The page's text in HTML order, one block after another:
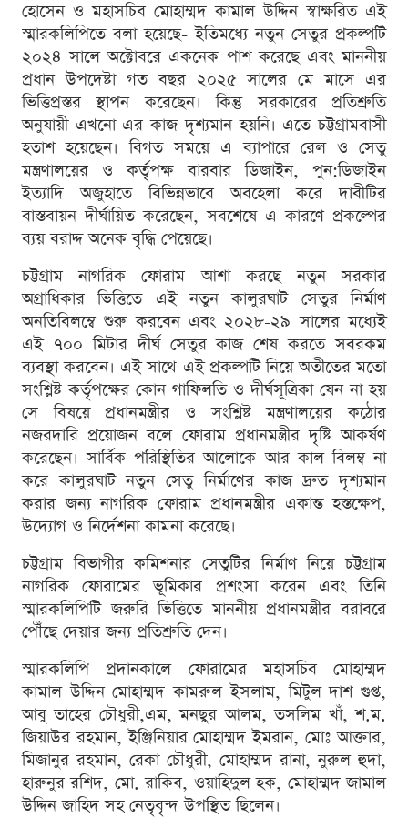
হোসেন ও মহাসচিব মোহাম্মদ কামাল উদ্দিন স্বাক্ষরিত এই
স্মারকলিপিতে বলা হয়েছে- ইতিমধ্যে নতুন সেতুর প্রকল্পটি
২০২৪ সালে অক্টোবরে একনেক পাশ করেছে এবং মাননীয়
প্রধান উপদেষ্টা গত বছর ২০২৫ সালের মে মাসে এর
ভিত্তিপ্রস্তর স্থাপন করেছেন। কিন্তু সরকারের প্রতিশ্রুতি
অনুযায়ী এখনো এর কাজ দৃশ্যমান হয়নি। এতে চট্টগ্রামবাসী
হতাশ হয়েছেন। বিগত সময়ে এ ব্যাপারে রেল ও সেতু
মন্ত্রণালয়ের ও কর্তৃপক্ষ বারবার ডিজাইন, পুন:ডিজাইন
ইত্যাদি অজুহাতে বিভিন্নভাবে অবহেলা করে দাবীটির
বাস্তবায়ন দীর্ঘায়িত করেছেন, সবশেষে এ কারণে প্রকল্পের
ব্যয় বরাদ্দ অনেক বৃদ্ধি পেয়েছে।
চট্টগ্রাম নাগরিক ফোরাম আশা করছে নতুন সরকার
অগ্রাধিকার ভিত্তিতে এই নতুন কালুরঘাট সেতুর নির্মাণ
অনতিবিলম্বে শুরু করবেন এবং ২০২৮-২৯ সালের মধ্যেই
এই ৭০০ মিটার দীর্ঘ সেতুর কাজ শেষ করতে সবরকম
ব্যবস্থা করবেন। এই সাথে এই প্রকল্পটি নিয়ে অতীতের মতো
সংশ্লিষ্ট কর্তৃপক্ষের কোন গাফিলতি ও দীর্ঘসূত্রিকা যেন না হয়
সে বিষয়ে প্রধানমন্ত্রীর ও সংশ্লিষ্ট মন্ত্রণালয়ের কঠোর
নজরদারি প্রয়োজন বলে ফোরাম প্রধানমন্ত্রীর দৃষ্টি আকর্ষণ
করেছেন। সার্বিক পরিস্থিতির আলোকে আর কাল বিলম্ব না
করে কালুরঘাট নতুন সেতু নির্মাণের কাজ দ্রুত দৃশ্যমান
করার জন্য নাগরিক ফোরাম প্রধানমন্ত্রীর একান্ত হস্তক্ষেপ,
উদ্যোগ ও নির্দেশনা কামনা করেছে।
চট্টগ্রাম বিভাগীর কমিশনার সেতুটির নির্মাণ নিয়ে চট্টগ্রাম
নাগরিক ফোরামের ভূমিকার প্রশংসা করেন এবং তিনি
স্মারকলিপিটি জরুরি ভিত্তিতে মাননীয় প্রধানমন্ত্রীর বরাবরে
পৌঁছে দেয়ার জন্য প্রতিশ্রুতি দেন।
স্মারকলিপি প্রদানকালে ফোরামের মহাসচিব মোহাম্মদ
কামাল উদ্দিন মোহাম্মদ কামরুল ইসলাম, মিটুল দাশ গুপ্ত,
আবু তাহের চৌধুরী,এম, মনছুর আলম, তসলিম খাঁ, শ.ম.
জিয়াউর রহমান, ইঞ্জিনিয়ার মোহাম্মদ ইমরান, মোঃ আক্তার,
মিজানুর রহমান, রেকা চৌধুরী, মোহাম্মদ রানা, নুরুল হুদা,
হারুনুর রশিদ, মো. রাকিব, ওয়াহিদুল হক, মোহাম্মদ জামাল
উদ্দিন জাহিদ সহ নেতৃবৃন্দ উপস্থিত ছিলেন।